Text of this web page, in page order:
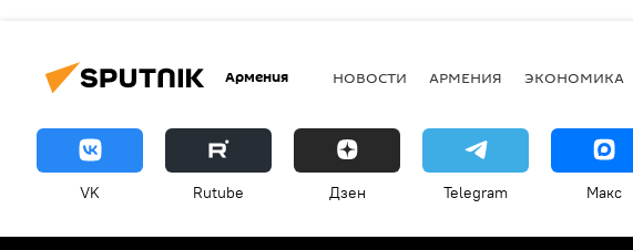
Армения НОВОСТИ АРМЕНИЯ ЭКОНОМИКА
VK Rutube Дзен Telegram Макс